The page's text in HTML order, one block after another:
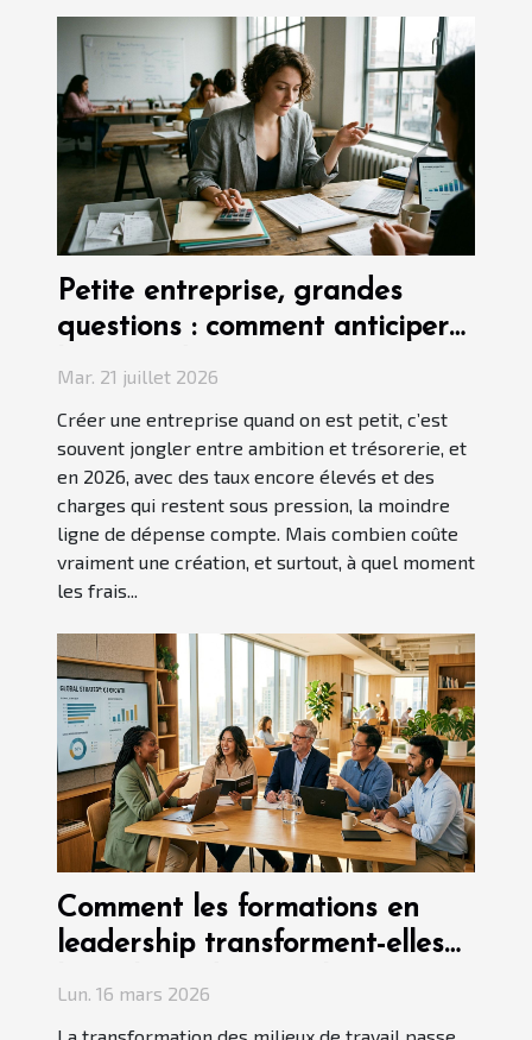
Petite entreprise, grandes
questions : comment anticiper
Mar. 21 juillet 2026
Créer une entreprise quand on est petit, c’est
souvent jongler entre ambition et trésorerie, et
en 2026, avec des taux encore élevés et des
charges qui restent sous pression, la moindre
ligne de dépense compte. Mais combien coûte
vraiment une création, et surtout, à quel moment
les frais...
Comment les formations en
leadership transforment-elles
les milieux de travail ?
Lun. 16 mars 2026